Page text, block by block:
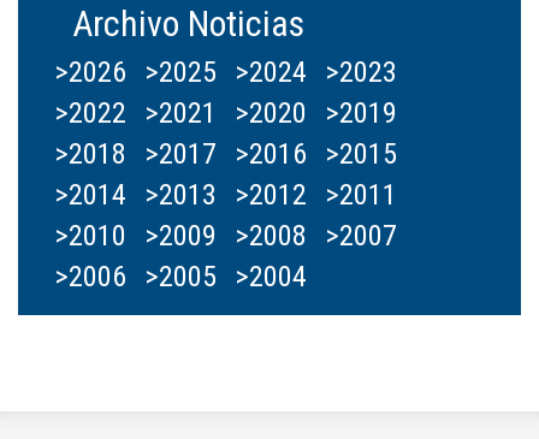
Archivo Noticias
>2026 >2025 >2024
>2023
>2022
>2021 >2020
>2019
>2018
>2017 >2016
>2015
>2014
>2013 >2012
>2011
>2010
>2009 >2008
>2007
>2006
>2005 >2004